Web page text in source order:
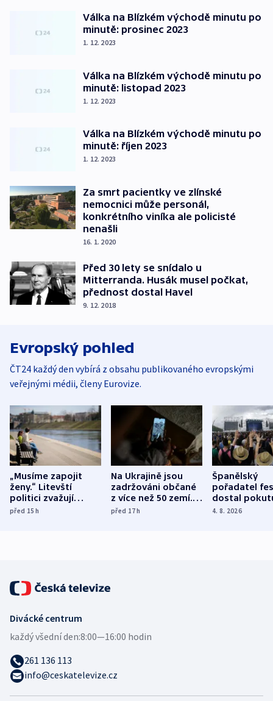
Válka na Blízkém východě minutu po
minutě: prosinec 2023
1. 12. 2023
Válka na Blízkém východě minutu po
minutě: listopad 2023
1. 12. 2023
Válka na Blízkém východě minutu po
minutě: říjen 2023
1. 12. 2023
Za smrt pacientky ve zlínské
nemocnici může personál,
konkrétního viníka ale policisté
nenašli
16. 1. 2020
Před 30 lety se snídalo u
Mitterranda. Husák musel počkat,
přednost dostal Havel
9. 12. 2018
Evropský pohled
ČT24 každý den vybírá z obsahu publikovaného evropskými
veřejnými médii, členy Eurovize.
„Musíme zapojit
ženy.“ Litevští
politici zvažují
dohodu o
před 15h
Na Ukrajině jsou
zadržováni občané
z více než 50 zemí.
Bojovali na straně
před 17h
Španělský
pořadatel
dostal
nekalé
4. 8. 2026
Divácké centrum
každý všední den:8:00—16:00 hodin
261 136 113
info@ceskatelevize.cz